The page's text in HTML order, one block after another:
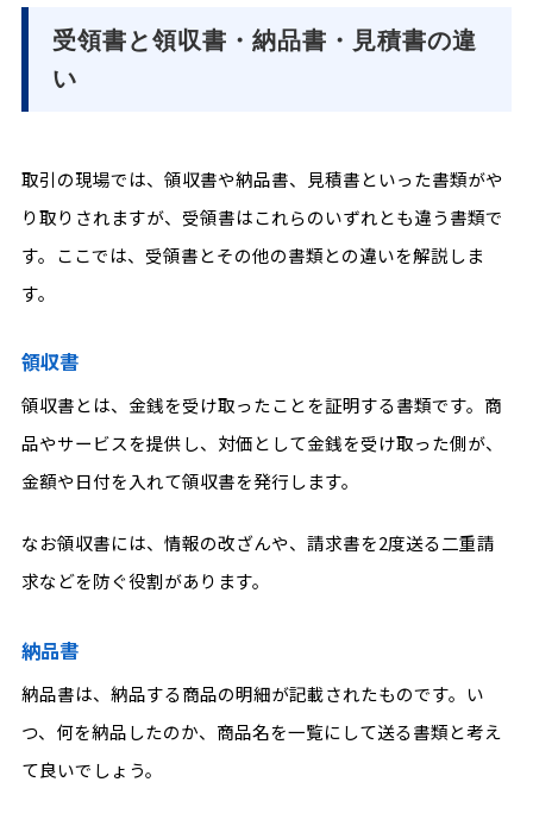
受領書と領収書・納品書・見積書の違
い
取引の現場では、領収書や納品書、見積書といった書類がや
り取りされますが、受領書はこれらのいずれとも違う書類で
す。ここでは、受領書とその他の書類との違いを解説しま
す。
領収書
領収書とは、金銭を受け取ったことを証明する書類です。商
品やサービスを提供し、対価として金銭を受け取った側が、
金額や日付を入れて領収書を発行します。
なお領収書には、情報の改ざんや、請求書を2度送る二重請
求などを防ぐ役割があります。
納品書
納品書は、納品する商品の明細が記載されたものです。い
つ、何を納品したのか、商品名を一覧にして送る書類と考え
て良いでしょう。